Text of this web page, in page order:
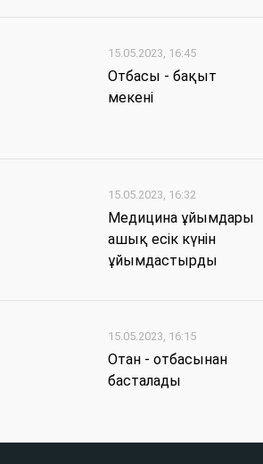
15.05.2023, 16:45
Отбасы - бақыт
мекені
15.05.2023, 16:32
Медицина ұйымдары
ашық есік күнін
ұйымдастырды
15.05.2023, 16:15
Отан - отбасынан
басталады